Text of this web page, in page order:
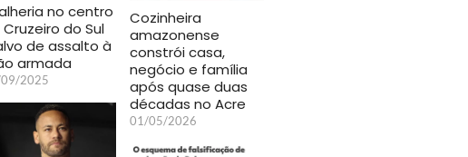
no centro
do Sul
de assalto à
armada
2025
Cozinheira
amazonense
constrói casa,
negócio e família
após quase duas
décadas no Acre
01/05/2026